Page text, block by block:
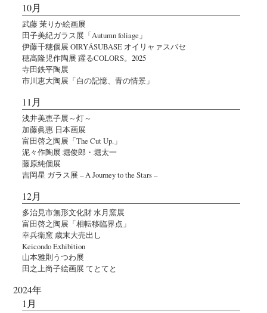
10月
武藤 茉りか絵画展
田子美紀ガラス展「Autumn foliage」
伊藤千穂個展 OIRYÁSUBASE オイリャァスバセ
穂髙隆児作陶展 躍るCOLORS。2025
寺田鉄平陶展
市川恵大陶展「白の記憶、青の情景」
11月
浅井美恵子展～灯～
加藤眞惠 日本画展
富田啓之陶展「The Cut Up.」
泥々作陶展 堀俊郎・堀太一
藤原純個展
吉岡星 ガラス展 – A Journey to the Stars –
12月
多治見市無形文化財 水月窯展
富田啓之陶展「相転移臨界点」
幸兵衛窯 歳末大売出し
Keicondo Exhibition
山本雅則うつわ展
田之上尚子絵画展 てとてと
2024年
1月